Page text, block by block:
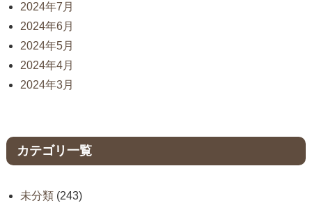
2024年7月
2024年6月
2024年5月
2024年4月
2024年3月
カテゴリ一覧
未分類(243)